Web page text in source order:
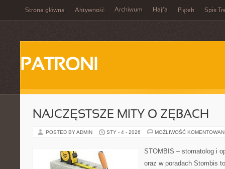
Strona główna Aktywność Archiwum Hajfa Piątek Spis
PATRONI
NAJCZĘSTSZE MITY O ZĘBACH
POSTED BY ADMIN STY - 4 - 2026 MOŻLIWOŚĆ
STOMBIS – stomatolog i
oraz w poradach Stombis